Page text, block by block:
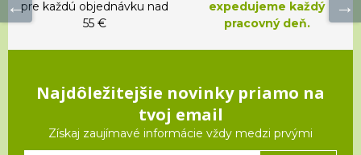
pre každú objednávku nad
55 €
expedujeme každý
pracovný deň.
Najdôležitejšie novinky priamo na
tvoj email
Získaj zaujímavé informácie vždy medzi prvými